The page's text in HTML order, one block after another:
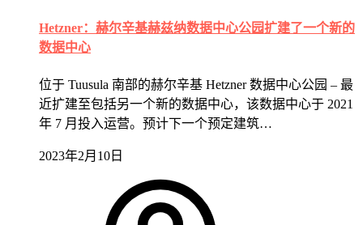
Hetzner：赫尔辛基赫兹纳数据中心公园扩建了一个新的
数据中心
位于 Tuusula 南部的赫尔辛基 Hetzner 数据中心公园 – 最
近扩建至包括另一个新的数据中心，该数据中心于 2021
年 7 月投入运营。预计下一个预定建筑…
2023年2月10日